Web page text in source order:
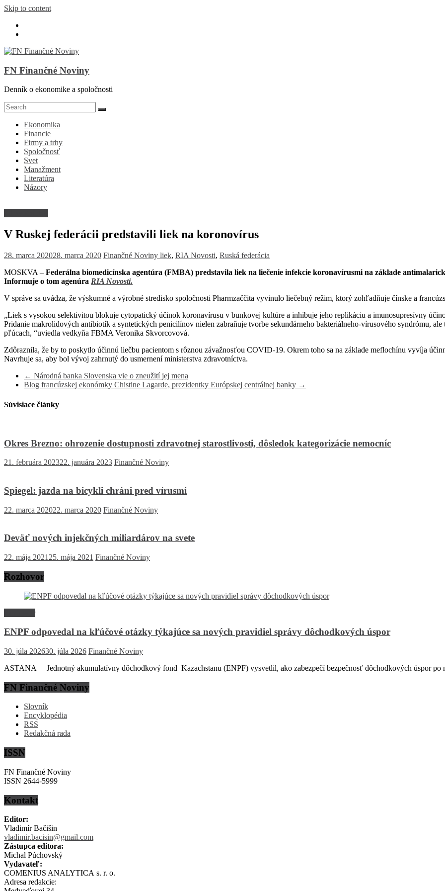
Skip to content
FN Finančné Noviny
Denník o ekonomike a spoločnosti
Ekonomika
Financie
Firmy a trhy
Spoločnosť
Svet
Manažment
Literatúra
Názory
V Ruskej federácii predstavili liek na koronovírus
28. marca 202028. marca 2020 Finančné Noviny liek, RIA Novosti, Ruská federácia
MOSKVA – Federálna biomedicínska agentúra (FMBA) predstavila liek na liečenie infekcie koronavírusmi na základe
Informuje o tom agenúra RIA Novosti.
V správe sa uvádza, že výskumné a výrobné stredisko spoločnosti Pharmzaččita vyvinulo liečebný režim, ktorý zohľadňuje čínske a
„Liek s vysokou selektivitou blokuje cytopatický účinok koronavírusu v bunkovej kultúre a inhibuje jeho replikáciu a imunosupresívny
Pridanie makrolidových antibiotík a syntetických penicilínov nielen zabraňuje tvorbe sekundárneho bakteriálneho-vírusového syndrómu,
pľúcach, “uviedla vedkyňa FBMA Veronika Skvorcovová.
Zdôraznila, že by to poskytlo účinnú liečbu pacientom s rôznou závažnosťou COVID-19. Okrem toho sa na základe meflochínu vyvíja
Navrhuje sa, aby bol vývoj zahrnutý do usmernení ministerstva zdravotníctva.
← Národná banka Slovenska vie o zneužití jej mena
Blog francúzskej ekonómky Chistine Lagarde, prezidentky Európskej centrálnej banky →
Súvisiace články
Okres Brezno: ohrozenie dostupnosti zdravotnej starostlivosti, dôsledok kategorizácie nemocníc
21. februára 202322. januára 2023 Finančné Noviny
Spiegel: jazda na bicykli chráni pred vírusmi
22. marca 202022. marca 2020 Finančné Noviny
Deväť nových injekčných miliardárov na svete
22. mája 2021 25. mája 2021 Finančné Noviny
Rozhovor
ENPF odpovedal na kľúčové otázky týkajúce sa nových pravidiel správy dôchodkových úspor
30. júla 202630. júla 2026 Finančné Noviny
ASTANA – Jednotný akumulatívny dôchodkový fond Kazachstanu (ENPF) vysvetlil, ako zabezpečí bezpečnosť dôchodkových úspor po
FN Finančné Noviny
Slovník
Encyklopédia
RSS
Redakčná rada
ISSN
FN Finančné Noviny
ISSN 2644-5999
Kontakt
Editor:
Vladimír Bačišin
vladimir.bacisin@gmail.com
Zástupca editora:
Michal Púchovský
Vydavateľ:
COMENIUS ANALYTICA s. r. o.
Adresa redakcie: